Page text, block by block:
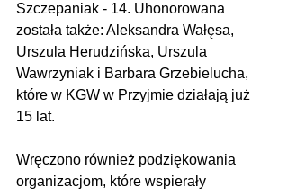
Szczepaniak - 14. Uhonorowana
została także: Aleksandra Wałęsa,
Urszula Herudzińska, Urszula
Wawrzyniak i Barbara Grzebielucha,
które w KGW w Przyjmie działają już
15 lat.
Wręczono również podziękowania
organizacjom, które wspierały